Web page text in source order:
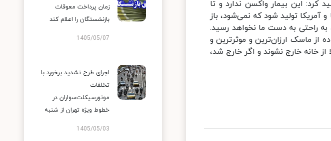
زمان پرداخت معوقات
بازنشستگان را اعلام کند
1405/05/07
اجرای طرح تشدید برخورد با
تخلفات
موتورسیکلت‌سواران در
خطوط ویژه تهران از شنبه
1405/05/03